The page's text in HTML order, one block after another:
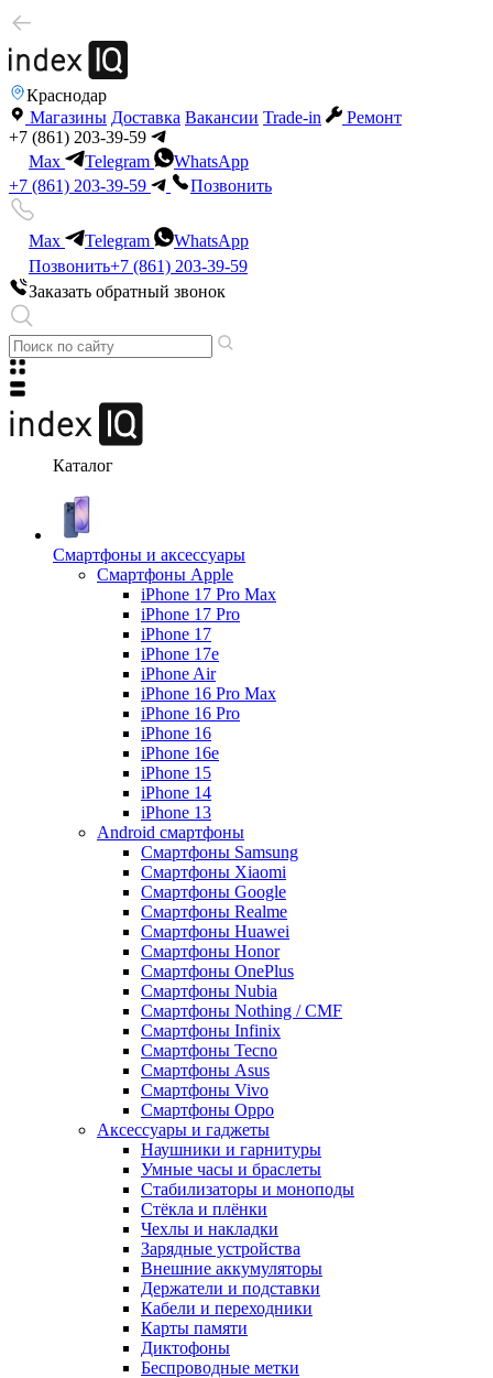
Краснодар
Магазины Доставка Вакансии Trade-in
Ремонт
+7 (861) 203-39-59
Max
Telegram
WhatsApp
+7 (861) 203-39-59
Позвонить
Max Telegram
WhatsApp
Позвонить+7 (861) 203-39-59
Заказать обратный звонок
Каталог
Смартфоны и аксессуары
Смартфоны Apple
iPhone 17 Pro Max
iPhone 17 Pro
iPhone 17
iPhone 17e
iPhone Air
iPhone 16 Pro Max
iPhone 16 Pro
iPhone 16
iPhone 16e
iPhone 15
iPhone 14
iPhone 13
Android cмартфоны
Смартфоны Samsung
Смартфоны Xiaomi
Смартфоны Google
Смартфоны Realme
Смартфоны Huawei
Смартфоны Honor
Смартфоны OnePlus
Смартфоны Nubia
Смартфоны Nothing / CMF
Смартфоны Infinix
Смартфоны Tecno
Смартфоны Asus
Смартфоны Vivo
Смартфоны Oppo
Аксессуары и гаджеты
Наушники и гарнитуры
Умные часы и браслеты
Стабилизаторы и моноподы
Стёкла и плёнки
Чехлы и накладки
Зарядные устройства
Внешние аккумуляторы
Держатели и подставки
Кабели и переходники
Карты памяти
Диктофоны
Беспроводные метки